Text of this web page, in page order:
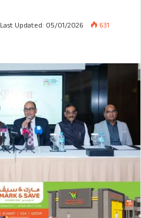
Last Updated: 05/01/2026
631